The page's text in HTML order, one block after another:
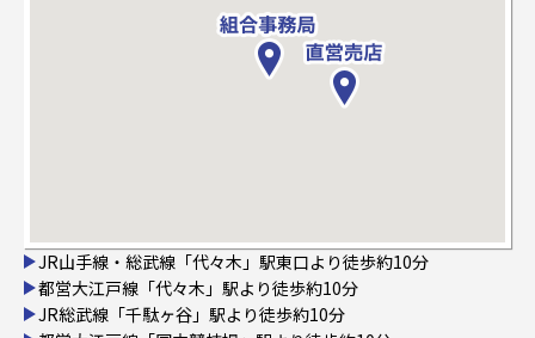
JR山手線・総武線「代々木」駅東口より徒歩約10分
都営大江戸線「代々木」駅より徒歩約10分
JR総武線「千駄ヶ谷」駅より徒歩約10分